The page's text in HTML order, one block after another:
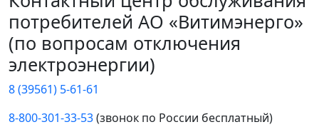
потребителей АО «Витимэнерго»
(по вопросам отключения
электроэнергии)
8 (39561) 5-61-61
8-800-301-33-53(звонок по России бесплатный)